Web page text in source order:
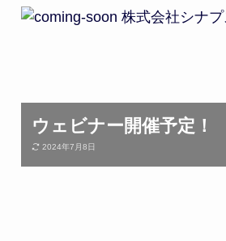
ウェビナー開催予定！
2024年7月8日